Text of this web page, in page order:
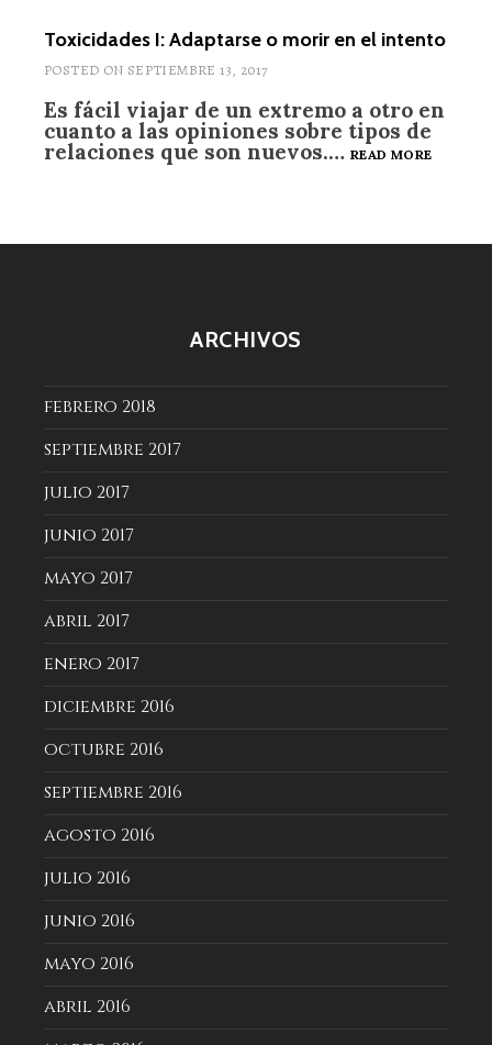
VUELVEN
Toxicidades I: Adaptarse o morir en el intento
POSTED ON SEPTIEMBRE 13, 2017
Es fácil viajar de un extremo a otro en
cuanto a las opiniones sobre tipos de
relaciones que son nuevos.… READ MORE
ARCHIVOS
febrero 2018
septiembre 2017
julio 2017
junio 2017
mayo 2017
abril 2017
enero 2017
diciembre 2016
octubre 2016
septiembre 2016
agosto 2016
julio 2016
junio 2016
mayo 2016
abril 2016